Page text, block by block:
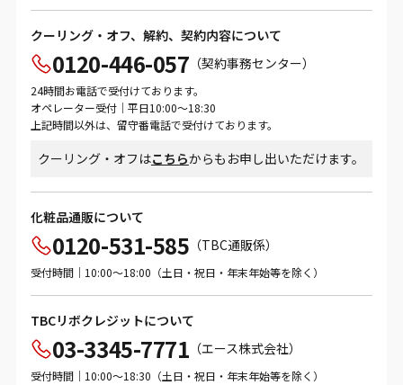
クーリング・オフ、解約、契約内容について
0120-446-057 （契約事務センター）
24時間お電話で受付けております。
オペレーター受付｜平日10:00～18:30
上記時間以外は、留守番電話で受付けております。
クーリング・オフはこちらからもお申し出いただけます。
化粧品通販について
0120-531-585 （TBC通販係）
受付時間｜10:00～18:00（土日・祝日・年末年始等を除く）
TBCリボクレジットについて
03-3345-7771 （エース株式会社）
受付時間｜10:00～18:30（土日・祝日・年末年始等を除く）